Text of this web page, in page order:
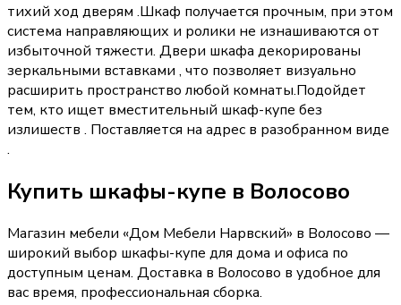
тихий ход дверям .Шкаф получается прочным, при этом
система направляющих и ролики не изнашиваются от
избыточной тяжести. Двери шкафа декорированы
зеркальными вставками , что позволяет визуально
расширить пространство любой комнаты.Подойдет
тем, кто ищет вместительный шкаф-купе без
излишеств . Поставляется на адрес в разобранном виде
.
Купить шкафы-купе в Волосово
Магазин мебели «Дом Мебели Нарвский» в Волосово —
широкий выбор шкафы-купе для дома и офиса по
доступным ценам. Доставка в Волосово в удобное для
вас время, профессиональная сборка.